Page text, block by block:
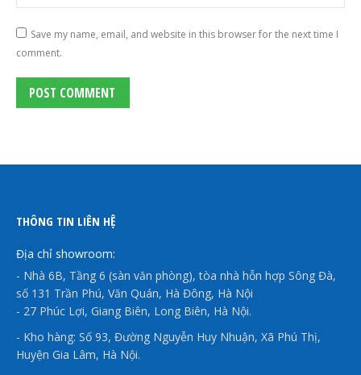
Save my name, email, and website in this browser for the next time I
comment.
POST COMMENT
THÔNG TIN LIÊN HỆ
Địa chỉ showroom:
- Nhà 6B, Tầng 6 (sàn văn phòng), tòa nhà hỗn hợp Sông Đà,
số 131 Trần Phú, Văn Quán, Hà Đông, Hà Nội
- 27 Phúc Lợi, Giang Biên, Long Biên, Hà Nội.
- Kho hàng: Số 93, Đường Nguyễn Huy Nhuận, Xã Phú Thị,
Huyện Gia Lâm, Hà Nội.